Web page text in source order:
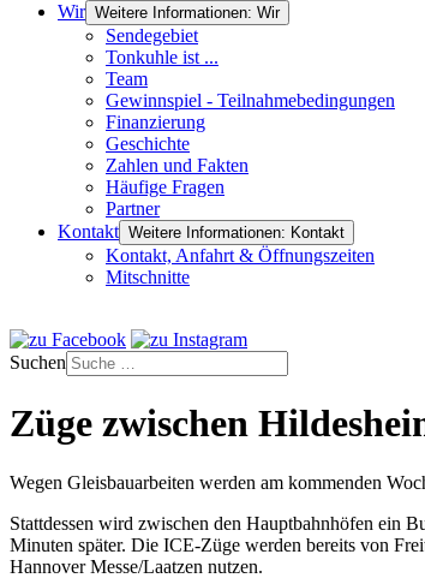
Wir Weitere Informationen: Wir
Sendegebiet
Tonkuhle ist ...
Team
Gewinnspiel - Teilnahmebedingungen
Finanzierung
Geschichte
Zahlen und Fakten
Häufige Fragen
Partner
Kontakt Weitere Informationen: Kontakt
Kontakt, Anfahrt & Öffnungszeiten
Mitschnitte
Suchen
Züge zwischen
Wegen Gleisbauarbeiten werden am kommenden
Stattdessen wird zwischen den Hauptbahnhöfen ein
Minuten später. Die ICE-Züge werden bereits von
Hannover Messe/Laatzen nutzen.